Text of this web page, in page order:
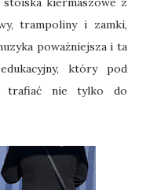
trampoliny i zamki,
poważniejsza i ta
który pod
trafiać nie tylko do